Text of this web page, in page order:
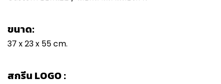
ขนาด:
37 x 23 x 55 cm.
สกรีน LOGO :